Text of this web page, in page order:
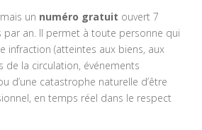
un numéro gratuit ouvert 7
par an. Il permet à toute personne qui
infraction (atteintes aux biens, aux
de la circulation, événements
d’une catastrophe naturelle d’être
en temps réel dans le respect